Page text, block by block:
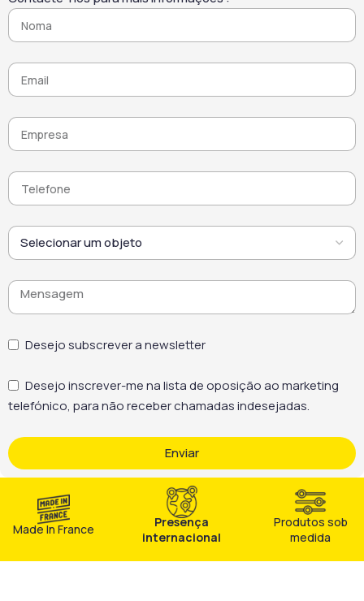
urbanos sujeitos à
orgânicas. Desta forma,
oferece uma solução de
limpeza duradoura e mais
responsável.
com as normas
Desejo subscrever a newsletter
Desejo inscrever-me na lista de oposição ao marketing
telefónico, para não receber chamadas indesejadas.
Enviar
Made In France
Presença
internacional
Produtos sob
medida